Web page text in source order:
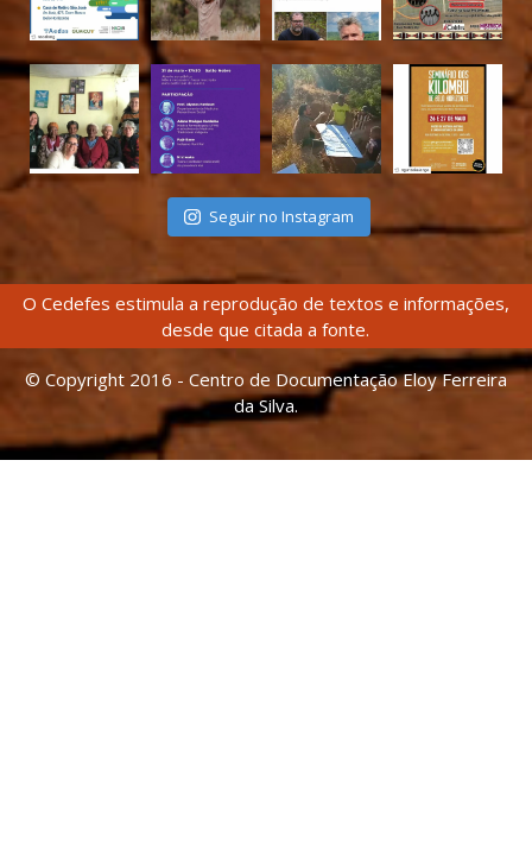
Seguir no Instagram
O Cedefes estimula a reprodução de textos e informações,
desde que citada a fonte.
© Copyright 2016 - Centro de Documentação Eloy Ferreira
da Silva.